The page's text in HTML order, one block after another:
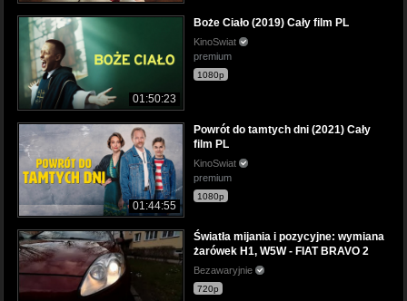
01:50:23
Boże Ciało (2019) Cały film PL
KinoSwiat
premium
1080p
01:44:55
Powrót do tamtych dni (2021) Cały
film PL
KinoSwiat
premium
1080p
Światła mijania i pozycyjne: wymiana
żarówek H1, W5W - FIAT BRAVO 2
Bezawaryjnie
720p